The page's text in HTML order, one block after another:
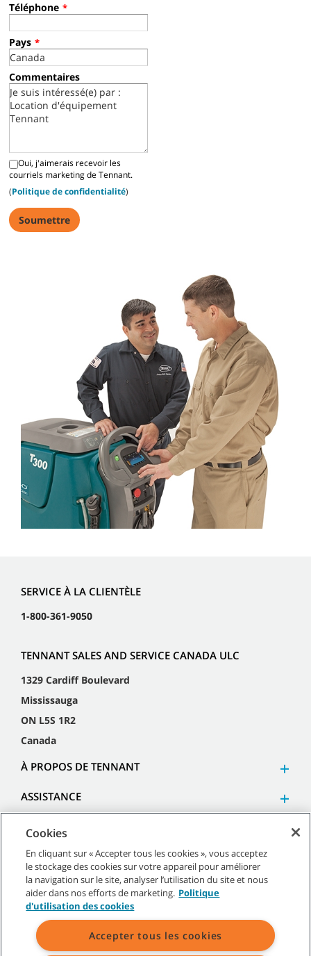
Téléphone *
Pays *
Commentaires
Oui, j'aimerais recevoir les
courriels marketing de Tennant.
(Politique de confidentialité)
SERVICE À LA CLIENTÈLE
1-800-361-9050
TENNANT SALES AND SERVICE CANADA ULC
1329 Cardiff Boulevard
Mississauga
ON L5S 1R2
Canada
À PROPOS DE TENNANT
ASSISTANCE
© Tennant Company. Tous droits réservés.
Plan du site Politiques générales| Conditions d’utilisation
Conditions de vente
Cookies
En cliquant sur « Accepter tous les cookies », vous acceptez
le stockage des cookies sur votre appareil pour améliorer
la navigation sur le site, analyser l’utilisation du site et nous
aider dans nos efforts de marketing. Politique
d'utilisation des cookies
Accepter tous les cookies